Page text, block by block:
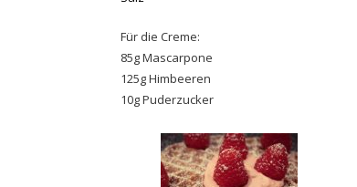
Für die Creme:
85g Mascarpone
125g Himbeeren
10g Puderzucker